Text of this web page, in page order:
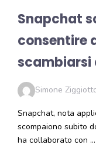
Snapchat
consentire
scambiarsi
Simone
Snapchat, nota
scompaiono subito
ha collaborato con …